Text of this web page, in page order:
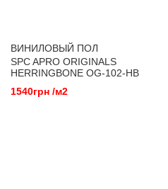
ВИНИЛОВЫЙ ПОЛ
SPC APRO ORIGINALS
HERRINGBONE OG-102-HB
1540грн /м2